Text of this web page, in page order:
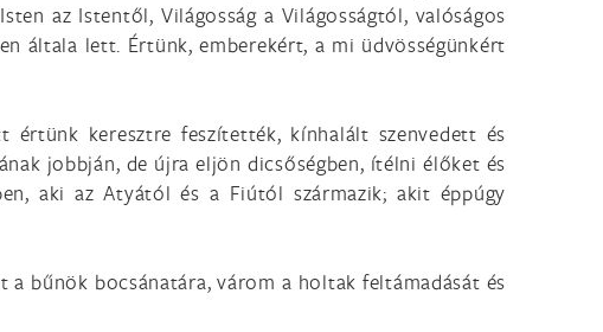
az Istentől, Világosság a Világosságtól, valóságos
általa lett. Értünk, emberekért, a mi üdvösségünkért
keresztre feszítették, kínhalált szenvedett és
jobbján, de újra eljön dicsőségben, ítélni élőket és
aki az Atyától és a Fiútól származik; akit éppúgy
a bűnök bocsánatára, várom a holtak feltámadását és